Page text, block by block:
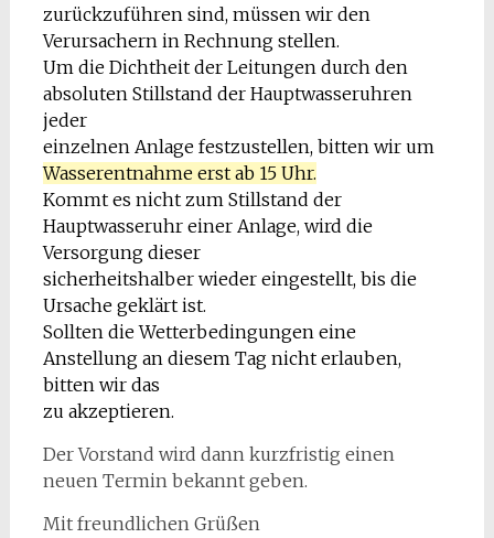
zurückzuführen sind, müssen wir den
Verursachern in Rechnung stellen.
Um die Dichtheit der Leitungen durch den
absoluten Stillstand der Hauptwasseruhren
jeder
einzelnen Anlage festzustellen, bitten wir um
Wasserentnahme erst ab 15 Uhr.
Kommt es nicht zum Stillstand der
Hauptwasseruhr einer Anlage, wird die
Versorgung dieser
sicherheitshalber wieder eingestellt, bis die
Ursache geklärt ist.
Sollten die Wetterbedingungen eine
Anstellung an diesem Tag nicht erlauben,
bitten wir das
zu akzeptieren.
Der Vorstand wird dann kurzfristig einen
neuen Termin bekannt geben.
Mit freundlichen Grüßen